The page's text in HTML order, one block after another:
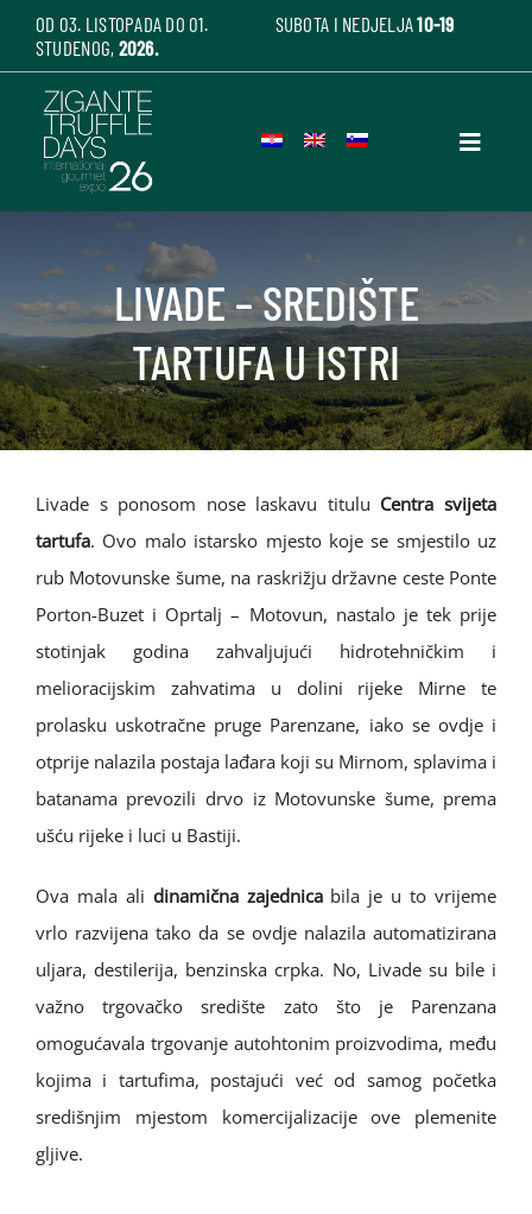
content
OD 03. LISTOPADA DO 01.
STUDENOG, 2026.
SUBOTA I NEDJELJA10-19
Toggle
Tartufi
Okolina
Izlagači
Kontakt
LIVADE – SREDIŠTE
TARTUFA U ISTRI
Livade s ponosom nose laskavu titulu Centra svijeta
tartufa. Ovo malo istarsko mjesto koje se smjestilo uz
rub Motovunske šume, na raskrižju državne ceste Ponte
Porton-Buzet i Oprtalj – Motovun, nastalo je tek prije
stotinjak godina zahvaljujući hidrotehničkim i
melioracijskim zahvatima u dolini rijeke Mirne te
prolasku uskotračne pruge Parenzane, iako se ovdje i
otprije nalazila postaja lađara koji su Mirnom, splavima i
batanama prevozili drvo iz Motovunske šume, prema
ušću rijeke i luci u Bastiji.
Ova mala ali dinamična zajednicabila je u to vrijeme
vrlo razvijena tako da se ovdje nalazila automatizirana
uljara, destilerija, benzinska crpka. No, Livade su bile i
važno trgovačko središte zato što je Parenzana
omogućavala trgovanje autohtonim proizvodima, među
kojima i tartufima, postajući već od samog početka
središnjim mjestom komercijalizacije ove plemenite
gljive.